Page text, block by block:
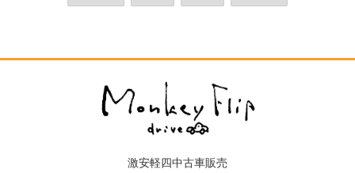
激安軽四中古車販売